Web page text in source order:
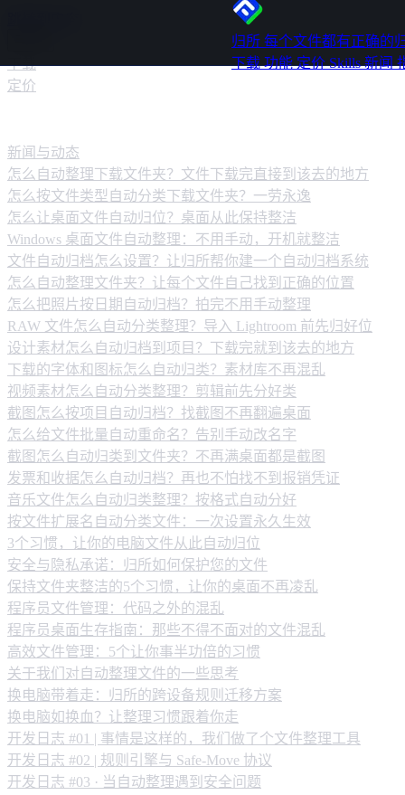
归所 每个文件都有正确的
下载功能定价Skills新闻
下载
定价
新闻与动态
怎么自动整理下载文件夹？文件下载完直接到该去的地方
怎么按文件类型自动分类下载文件夹？一劳永逸
怎么让桌面文件自动归位？桌面从此保持整洁
Windows 桌面文件自动整理：不用手动，开机就整洁
文件自动归档怎么设置？让归所帮你建一个自动归档系统
怎么自动整理文件夹？让每个文件自己找到正确的位置
怎么把照片按日期自动归档？拍完不用手动整理
RAW 文件怎么自动分类整理？导入 Lightroom 前先归好位
设计素材怎么自动归档到项目？下载完就到该去的地方
下载的字体和图标怎么自动归类？素材库不再混乱
视频素材怎么自动分类整理？剪辑前先分好类
截图怎么按项目自动归档？找截图不再翻遍桌面
怎么给文件批量自动重命名？告别手动改名字
截图怎么自动归类到文件夹？不再满桌面都是截图
发票和收据怎么自动归档？再也不怕找不到报销凭证
音乐文件怎么自动归类整理？按格式自动分好
按文件扩展名自动分类文件：一次设置永久生效
3个习惯，让你的电脑文件从此自动归位
安全与隐私承诺：归所如何保护您的文件
保持文件夹整洁的5个习惯，让你的桌面不再凌乱
程序员文件管理：代码之外的混乱
程序员桌面生存指南：那些不得不面对的文件混乱
高效文件管理：5个让你事半功倍的习惯
关于我们对自动整理文件的一些思考
换电脑带着走：归所的跨设备规则迁移方案
换电脑如换血？让整理习惯跟着你走
开发日志 #01 | 事情是这样的，我们做了个文件整理工具
开发日志 #02 | 规则引擎与 Safe-Move 协议
开发日志 #03 · 当自动整理遇到安全问题